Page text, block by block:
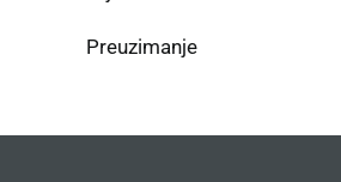
Preuzimanje